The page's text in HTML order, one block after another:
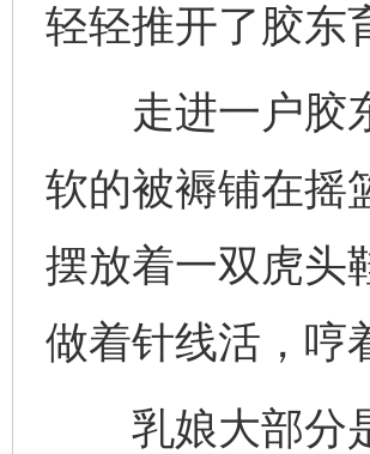
轻轻推开了胶东
走进一户胶东
软的被褥铺在摇
摆放着一双虎头
做着针线活，哼
乳娘大部分是